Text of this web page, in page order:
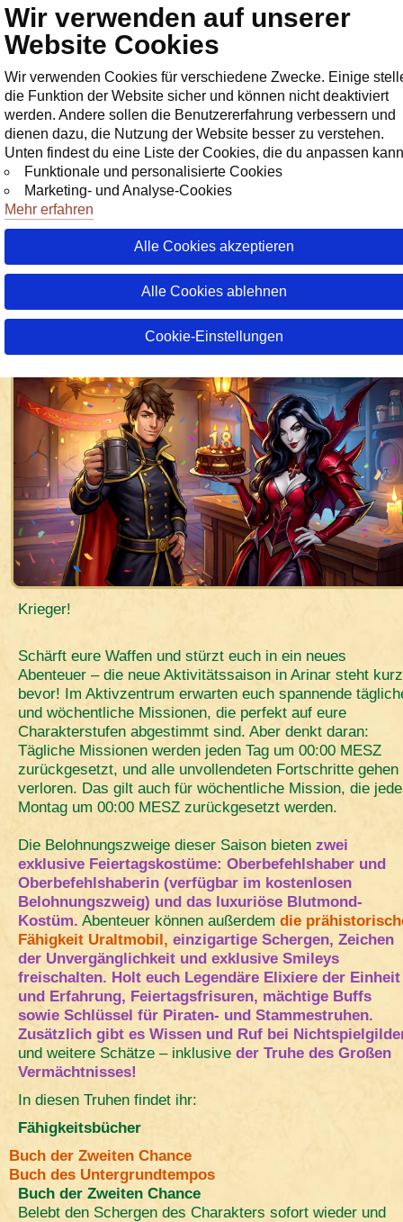
Wir verwenden auf unserer
Website Cookies
Wir verwenden Cookies für verschiedene Zwecke. Einige
die Funktion der Website sicher und können nicht deaktiviert
werden. Andere sollen die Benutzererfahrung verbessern und
dienen dazu, die Nutzung der Website besser zu verstehen.
Unten findest du eine Liste der Cookies, die du anpassen
Funktionale und personalisierte Cookies
Marketing- und Analyse-Cookies
Mehr erfahren
Alle Cookies akzeptieren
Alle Cookies ablehnen
Cookie-Einstellungen
Geschäft
Aktivitätssaison 42: Sage der
Legenden!
Krieger!
Schärft eure Waffen und stürzt euch in ein neues
Abenteuer – die neue Aktivitätssaison in Arinar steht kurz
bevor! Im Aktivzentrum erwarten euch spannende
und wöchentliche Missionen, die perfekt auf eure
Charakterstufen abgestimmt sind. Aber denkt daran:
Tägliche Missionen werden jeden Tag um 00:00 MESZ
zurückgesetzt, und alle unvollendeten Fortschritte gehen
verloren. Das gilt auch für wöchentliche Mission, die
Montag um 00:00 MESZ zurückgesetzt werden.
Die Belohnungszweige dieser Saison bieten zwei
exklusive Feiertagskostüme: Oberbefehlshaber und
Oberbefehlshaberin (verfügbar im kostenlosen
Belohnungszweig) und das luxuriöse Blutmond-
Kostüm. Abenteuer können außerdem die
Fähigkeit Uraltmobil, einzigartige Schergen, Zeichen
der Unvergänglichkeit und exklusive Smileys
freischalten. Holt euch Legendäre Elixiere der Einheit
und Erfahrung, Feiertagsfrisuren, mächtige Buffs
sowie Schlüssel für Piraten- und Stammestruhen.
Zusätzlich gibt es Wissen und Ruf bei
und weitere Schätze – inklusive der Truhe des Großen
Vermächtnisses!
In diesen Truhen findet ihr:
Fähigkeitsbücher
Buch der Zweiten Chance
Buch des Untergrundtempos
Buch der Zweiten Chance
Belebt den Schergen des Charakters sofort wieder und